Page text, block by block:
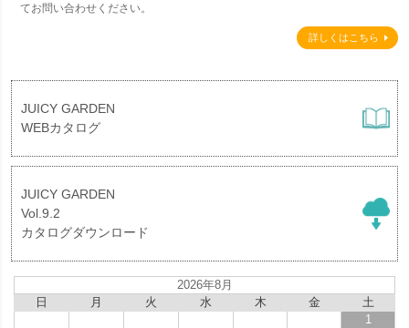
てお問い合わせください。
詳しくはこちら
JUICY GARDEN
WEBカタログ
JUICY GARDEN
Vol.9.2
カタログダウンロード
2026年8月
日
月 火 水 木 金
土
1